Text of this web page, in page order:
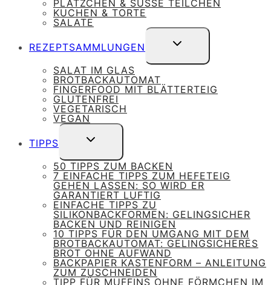
PLÄTZCHEN & SÜSSE TEILCHEN
KUCHEN & TORTE
SALATE
REZEPTSAMMLUNGEN
UNTERMENÜ
UMSCHALTEN
SALAT IM GLAS
BROTBACKAUTOMAT
FINGERFOOD MIT BLÄTTERTEIG
GLUTENFREI
VEGETARISCH
VEGAN
TIPPS
UNTERMENÜ
UMSCHALTEN
50 TIPPS ZUM BACKEN
7 EINFACHE TIPPS ZUM HEFETEIG
GEHEN LASSEN: SO WIRD ER
GARANTIERT LUFTIG
EINFACHE TIPPS ZU
SILIKONBACKFORMEN: GELINGSICHER
BACKEN UND REINIGEN
10 TIPPS FÜR DEN UMGANG MIT DEM
BROTBACKAUTOMAT: GELINGSICHERES
BROT OHNE AUFWAND
BACKPAPIER KASTENFORM – ANLEITUNG
ZUM ZUSCHNEIDEN
TIPP FÜR MUFFINS OHNE FÖRMCHEN IM